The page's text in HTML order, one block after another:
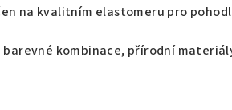
na kvalitním elastomeru pro
kombinace, přírodní